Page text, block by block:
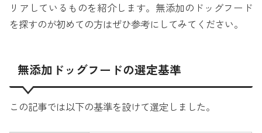
リアしているものを紹介します。無添加のドッグフード
を探すのが初めての方はぜひ参考にしてみてください。
無添加ドッグフードの選定基準
この記事では以下の基準を設けて選定しました。